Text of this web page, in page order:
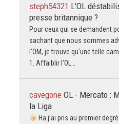
steph54321 L'OL
presse britannique ?
Pour ceux qui se demandent
sachant que nous sommes
l'OM, je trouve qu'une telle
1. Affaiblir l'OL…
cavegone OL - Mercato :
la Liga
Ha j’ai pris au premier degré